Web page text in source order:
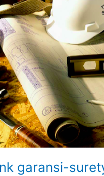
garansi-